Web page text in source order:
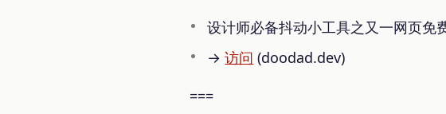
设计师必备抖动小工具之又一网页免
→访问 (doodad.dev)
===